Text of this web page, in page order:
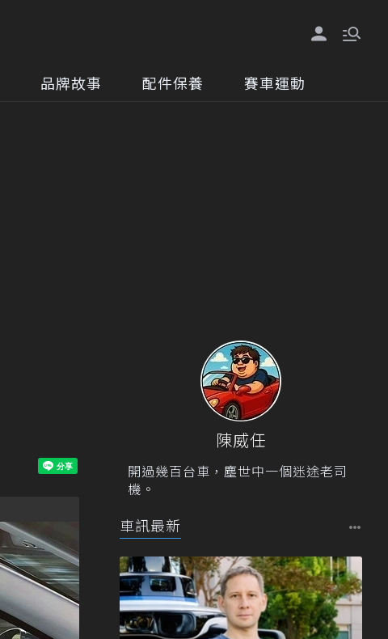
品牌故事 配件保養 賽車運動
陳威任
開過幾百台車，塵世中一個迷途老司
機。
車訊最新